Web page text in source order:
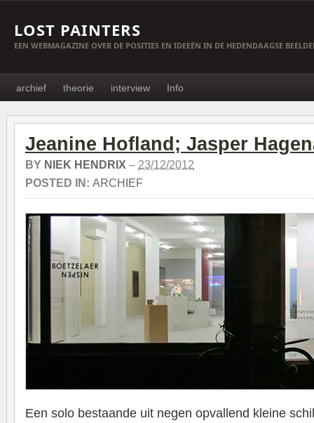
LOST PAINTERS
EEN WEBMAGAZINE OVER DE POSITIES EN IDEEËN IN DE HEDENDAAGSE
archief theorie interview Info
Jeanine Hofland; Jasper
BY NIEK HENDRIX – 23/12/2012
POSTED IN: ARCHIEF
Een solo bestaande uit negen opvallend kleine